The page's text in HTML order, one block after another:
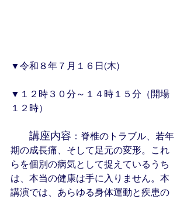
▼令和８年７月１６日(木)
▼１２時３０分～１４時１５分（開場
１２時）
講座内容 ：脊椎のトラブル、若年
期の成長痛、そして足元の変形。これ
らを個別の病気として捉えているうち
は、本当の健康は手に入りません。本
講演では、あらゆる身体運動と疾患の